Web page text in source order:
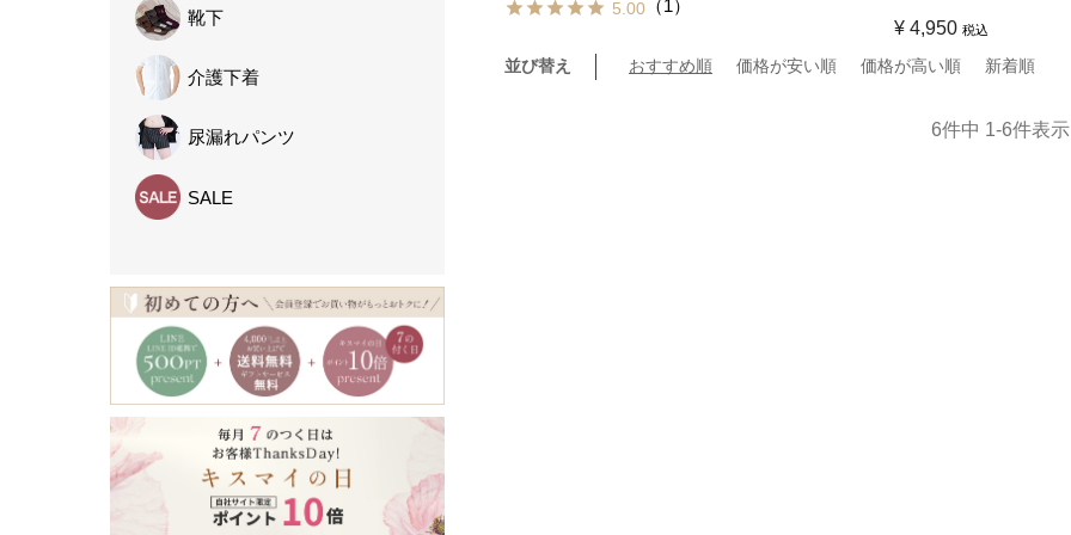
靴下
介護下着
尿漏れパンツ
SALE
5.00 （1）
¥ 4,950 税込
並び替え おすすめ順 価格が安い順 価格が高い順 新着順
6件中 1-6件表示